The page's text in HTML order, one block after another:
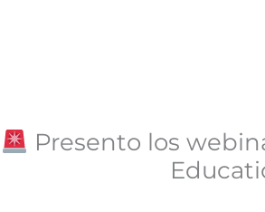
Presento los